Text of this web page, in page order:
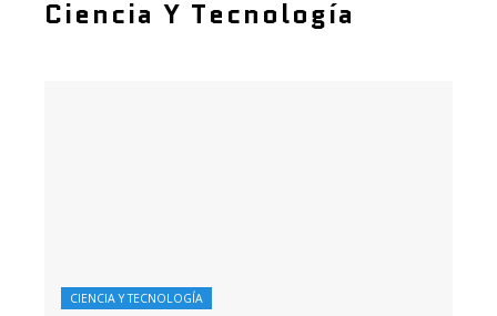
Ciencia Y Tecnología
CIENCIA Y TECNOLOGÍA